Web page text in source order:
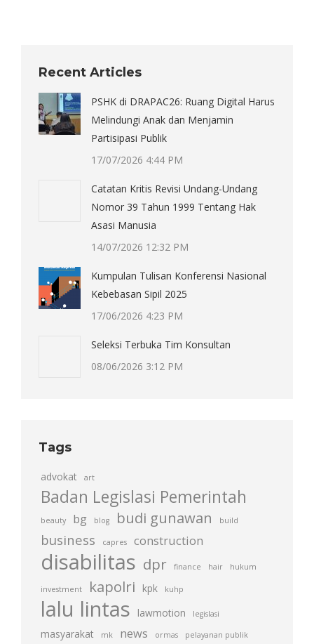
Recent Articles
PSHK di DRAPAC26: Ruang Digital Harus
Melindungi Anak dan Menjamin
Partisipasi Publik
17/07/2026 4:44 PM
Catatan Kritis Revisi Undang-Undang
Nomor 39 Tahun 1999 Tentang Hak
Asasi Manusia
14/07/2026 12:32 PM
Kumpulan Tulisan Konferensi Nasional
Kebebasan Sipil 2025
17/06/2026 4:23 PM
Seleksi Terbuka Tim Konsultan
08/06/2026 3:12 PM
Tags
advokat art
Badan Legislasi Pemerintah
beauty bg blog budi gunawan build
business capres construction
disabilitas dpr finance hair hukum
investment kapolri kpk kuhp
lalu lintas lawmotion legislasi
masyarakat mk news ormas pelayanan publik